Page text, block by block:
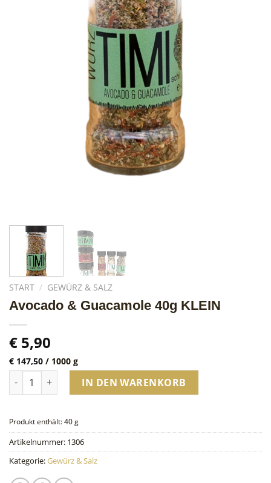
START / GEWÜRZ & SALZ
Avocado & Guacamole 40g KLEIN
€ 5,90
€ 147,50/ 1000 g
Avocado & Guacamole 40g KLEIN Menge
IN DEN WARENKORB
Produkt enthält: 40 g
Artikelnummer: 1306
Kategorie:Gewürz & Salz